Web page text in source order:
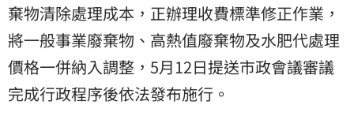
棄物清除處理成本，正辦理收費標準修正作業，
將一般事業廢棄物、高熱值廢棄物及水肥代處理
價格一併納入調整，5月12日提送市政會議審議
完成行政程序後依法發布施行。